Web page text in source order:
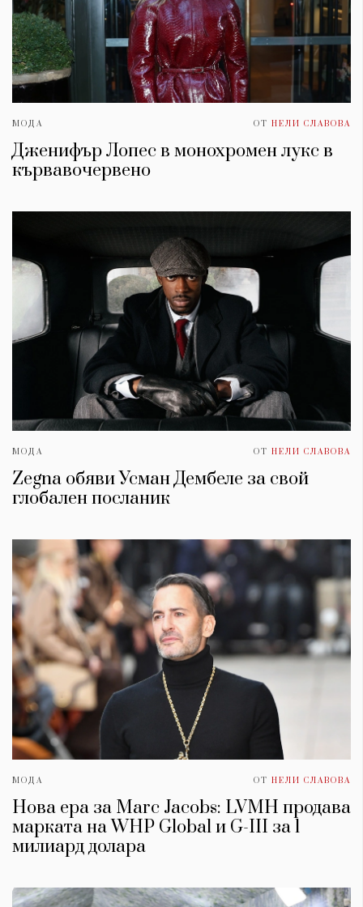
МОДА ОТ НЕЛИ СЛАВОВА
Дженифър Лопес в монохромен лукс в
кървавочервено
МОДА ОТ НЕЛИ СЛАВОВА
Zegna обяви Усман Дембеле за свой
глобален посланик
МОДА ОТ НЕЛИ СЛАВОВА
Нова ера за Marc Jacobs: LVMH продава
марката на WHP Global и G-III за 1
милиард долара